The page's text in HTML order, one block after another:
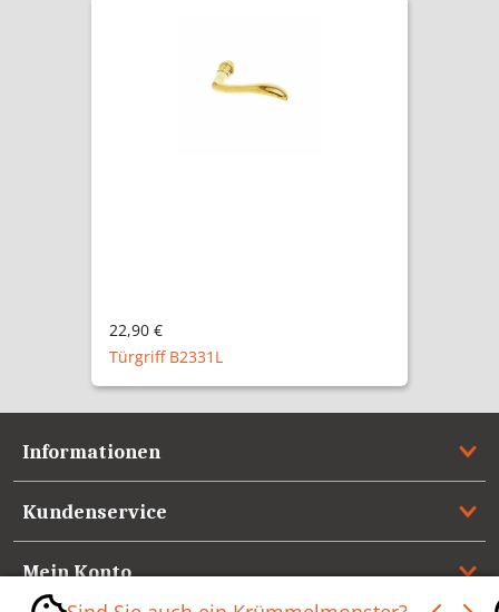
22,90 €
Türgriff B2331L
Informationen
Kundenservice
Mein Konto